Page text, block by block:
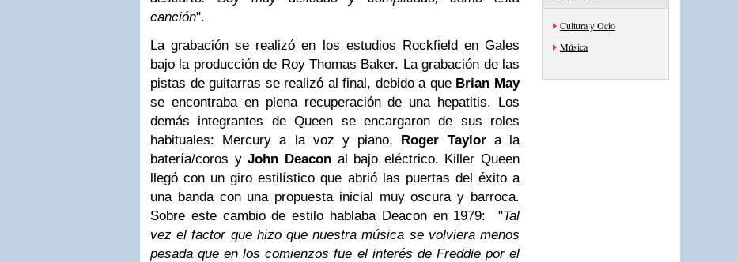
canción".
La grabación se realizó en los estudios Rockfield en Gales
bajo la producción de Roy Thomas Baker. La grabación de las
pistas de guitarras se realizó al final, debido a que Brian May
se encontraba en plena recuperación de una hepatitis. Los
demás integrantes de Queen se encargaron de sus roles
habituales: Mercury a la voz y piano, Roger Taylora la
batería/coros yJohn Deaconal bajo eléctrico. Killer Queen
llegó con un giro estilístico que abrió las puertas del éxito a
una banda con una propuesta inicial muy oscura y barroca.
Sobre este cambio de estilo hablaba Deacon en 1979: "Tal
vez el factor que hizo que nuestra música se volviera menos
pesada que en los comienzos fue el interés de Freddie por el
Cultura y Ocio
Música